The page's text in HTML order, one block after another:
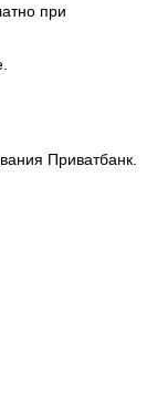
при
Приватбанк.